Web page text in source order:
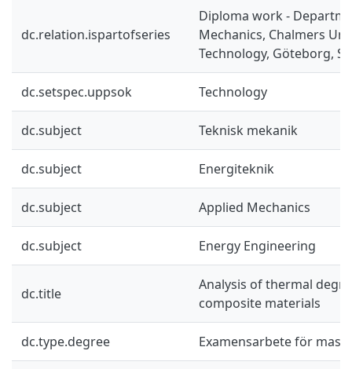
dc.relation.ispartofseries
Diploma work -
Mechanics, Chalmers
Technology, Göteborg,
dc.setspec.uppsok Technology
dc.subject Teknisk mekanik
dc.subject Energiteknik
dc.subject Applied Mechanics
dc.subject Energy Engineering
dc.title
Analysis of thermal
composite materials
dc.type.degree Examensarbete för